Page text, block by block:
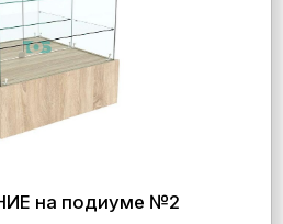
на подиуме №2